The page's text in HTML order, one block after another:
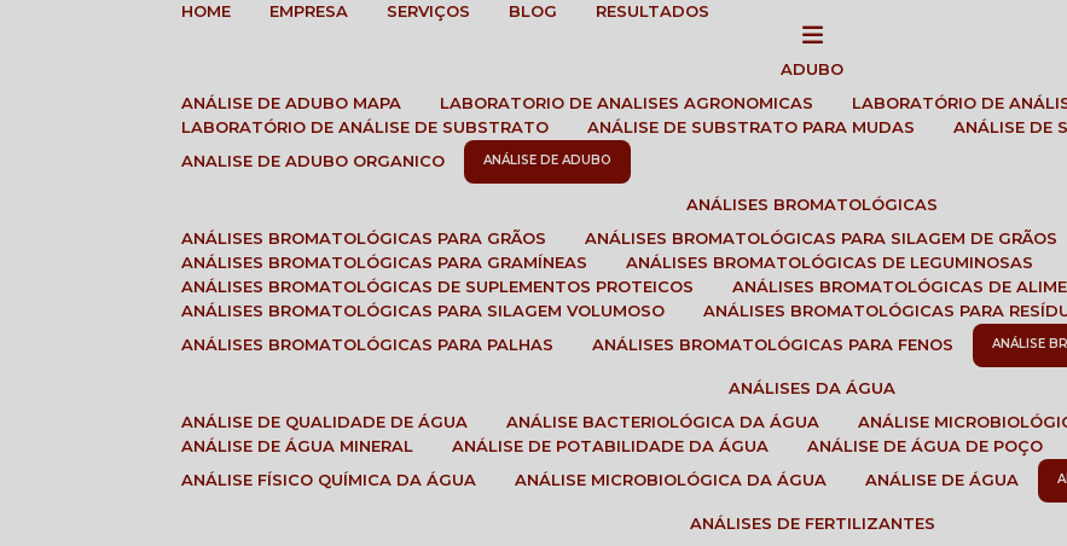
HOME EMPRESA SERVIÇOS BLOG RESULTADOS
ADUBO
ANÁLISE DE ADUBO MAPA
LABORATORIO DE ANALISES AGRONOMICAS
LABORATÓRIO DE
LABORATÓRIO DE ANÁLISE DE SUBSTRATO
ANÁLISE DE SUBSTRATO PARA MUDAS
ANÁLISE DE
ANALISE DE ADUBO ORGANICO
ANÁLISE DE ADUBO
ANÁLISES BROMATOLÓGICAS
ANÁLISES BROMATOLÓGICAS PARA GRÃOS
ANÁLISES BROMATOLÓGICAS PARA SILAGEM DE GRÃOS
ANÁLISES BROMATOLÓGICAS PARA GRAMÍNEAS
ANÁLISES BROMATOLÓGICAS DE LEGUMINOSAS
ANÁLISES BROMATOLÓGICAS DE SUPLEMENTOS PROTEICOS
ANÁLISES BROMATOLÓGICAS DE
ANÁLISES BROMATOLÓGICAS PARA SILAGEM VOLUMOSO
ANÁLISES BROMATOLÓGICAS PARA
ANÁLISES BROMATOLÓGICAS PARA PALHAS
ANÁLISES BROMATOLÓGICAS PARA FENOS ANÁLISE
ANÁLISES DA ÁGUA
ANÁLISE DE QUALIDADE DE ÁGUA
ANÁLISE BACTERIOLÓGICA DA ÁGUA ANÁLISE
ANÁLISE DE ÁGUA MINERAL
ANÁLISE DE POTABILIDADE DA ÁGUA ANÁLISE DE ÁGUA DE POÇO
ANÁLISE FÍSICO QUÍMICA DA ÁGUA
ANÁLISE MICROBIOLÓGICA DA ÁGUA ANÁLISE DE ÁGUA
ANÁLISES DE FERTILIZANTES